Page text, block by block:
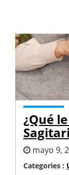
¿Qué
mayo 9,
Categories :